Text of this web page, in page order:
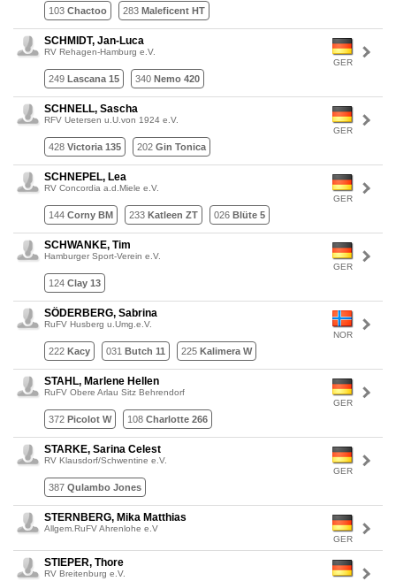
103 Chactoo 283 Maleficent HT
GER
SCHMIDT, Jan-Luca
RV Rehagen-Hamburg e.V.
249 Lascana 15 340 Nemo 420
GER
SCHNELL, Sascha
RFV Uetersen u.U.von 1924 e.V.
428 Victoria 135 202 Gin Tonica
GER
SCHNEPEL, Lea
RV Concordia a.d.Miele e.V.
144 Corny BM 233 Katleen ZT 026 Blüte 5
GER
SCHWANKE, Tim
Hamburger Sport-Verein e.V.
124 Clay 13
NOR
SÖDERBERG, Sabrina
RuFV Husberg u.Umg.e.V.
222 Kacy 031 Butch 11 225 Kalimera W
GER
STAHL, Marlene Hellen
RuFV Obere Arlau Sitz Behrendorf
372 Picolot W 108 Charlotte 266
GER
STARKE, Sarina Celest
RV Klausdorf/Schwentine e.V.
387 Qulambo Jones
GER
STERNBERG, Mika Matthias
Allgem.RuFV Ahrenlohe e.V
STIEPER, Thore
RV Breitenburg e.V.